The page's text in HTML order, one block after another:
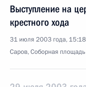
Выступление на
крестного хода
31 июля 2003 года, 15:18
Саров, Соборная площадь